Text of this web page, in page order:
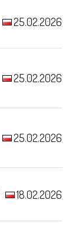
25.02.2026
25.02.2026
25.02.2026
18.02.2026